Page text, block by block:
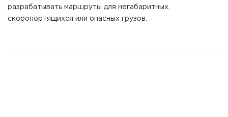
разрабатывать маршруты для негабаритных,
скоропортящихся или опасных грузов.